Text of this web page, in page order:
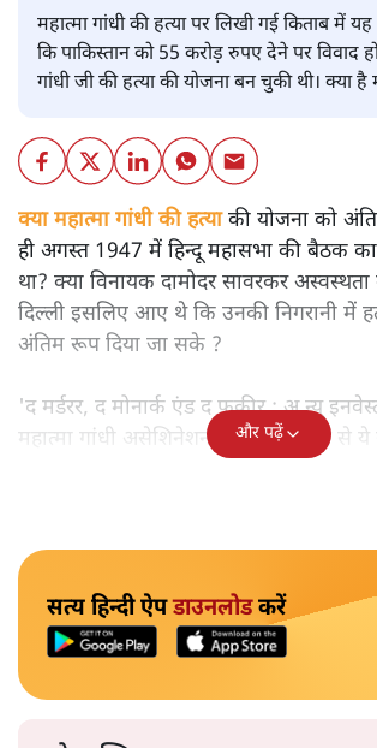
महात्मा गांधी की हत्या पर लिखी गई किताब में यह
कि पाकिस्तान को 55 करोड़ रुपए देने पर विवाद
गांधी जी की हत्या की योजना बन चुकी थी। क्या है
क्या महात्मा गांधी की हत्याकी योजना को
ही अगस्त 1947 में हिन्दू महासभा की बैठक का
था? क्या विनायक दामोदर सावरकर
दिल्ली इसलिए आए थे कि उनकी निगरानी में
अंतिम रूप दिया जा सके ?
'द मर्डरर, द मोनार्क एंड द फ़कीर : अ न्यू
महात्मा गांधी असेशिनेशन' नामक किताब से ये
और पढ़ें
सत्य हिन्दी ऐपडाउनलोडकरें